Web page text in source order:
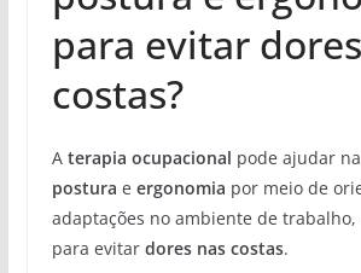
para evitar
costas?
A terapia ocupacional pode ajudar
postura e ergonomia por meio de
adaptações no ambiente de
para evitar dores nas costas.